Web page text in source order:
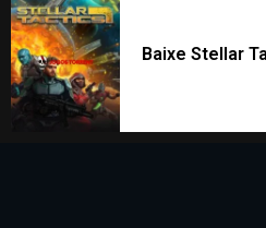
Baixe Stellar